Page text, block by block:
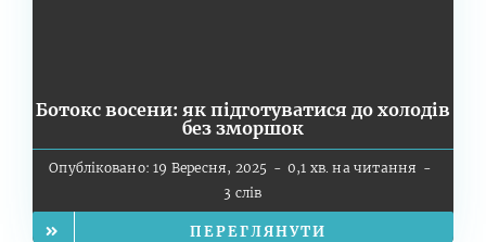
Ботокс восени: як підготуватися до холодів
без зморшок
Опубліковано: 19 Вересня, 2025 - 0,1 хв. на читання -
3 слів
ПЕРЕГЛЯНУТИ